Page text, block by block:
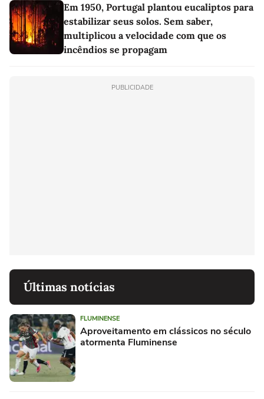
Em 1950, Portugal plantou eucaliptos para
estabilizar seus solos. Sem saber,
multiplicou a velocidade com que os
incêndios se propagam
PUBLICIDADE
Últimas notícias
FLUMINENSE
Aproveitamento em clássicos no século
atormenta Fluminense